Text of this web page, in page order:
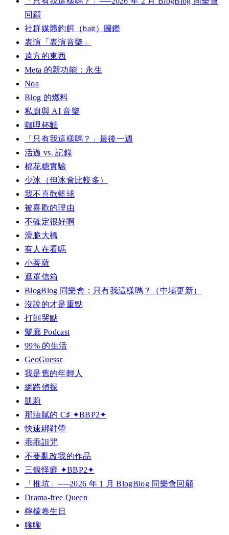
回顧
社群媒體釣餌（bait）圖鑑
表演「表演音樂」
遠方的東西
Meta 的新功能：永生
Noa
Blog 的燃料
私廚與 AI 音樂
咖哩杯麵
「只有我這樣嗎？」最後一週
活過 vs. 記錄
棉花糖實驗
少冰（但冰會比較多）
我不喜歡籃球
被喜歡的理由
不確定很好啊
滑脆大橋
有人在看嗎
小菩薩
遮罩信箱
BlogBlog 同樂會：只有我這樣嗎？（中場更新）
沒說的才是重點
打到哭點
髮廊 Podcast
99% 的生活
GeoGuessr
我是舊的年輕人
網路偵探
凱莉
那油膩的 C♯ ✦BBP2✦
快速綁鞋帶
乖乖詛咒
不要亂改我的作品
三個怪癖 ✦BBP2✦
「推坑」──2026 年 1 月 BlogBlog 同樂會回顧
Drama-free Queen
檸檬卷生日
聊聊